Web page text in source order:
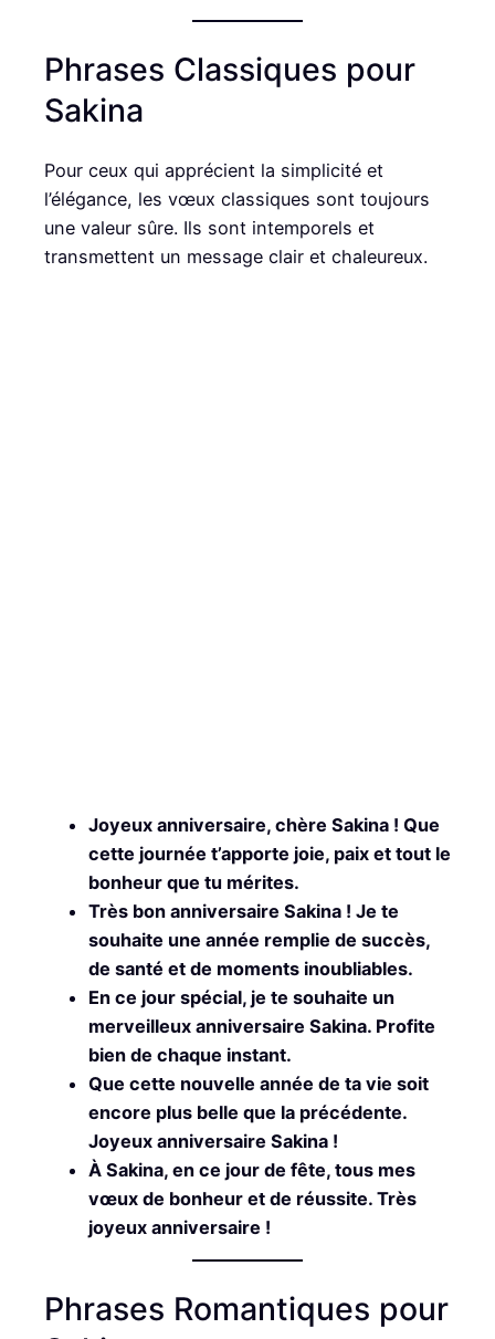
Phrases Classiques pour
Sakina
Pour ceux qui apprécient la simplicité et
l’élégance, les vœux classiques sont toujours
une valeur sûre. Ils sont intemporels et
transmettent un message clair et chaleureux.
Joyeux anniversaire, chère Sakina ! Que
cette journée t’apporte joie, paix et tout le
bonheur que tu mérites.
Très bon anniversaire Sakina ! Je te
souhaite une année remplie de succès,
de santé et de moments inoubliables.
En ce jour spécial, je te souhaite un
merveilleux anniversaire Sakina. Profite
bien de chaque instant.
Que cette nouvelle année de ta vie soit
encore plus belle que la précédente.
Joyeux anniversaire Sakina !
À Sakina, en ce jour de fête, tous mes
vœux de bonheur et de réussite. Très
joyeux anniversaire !
Phrases Romantiques pour